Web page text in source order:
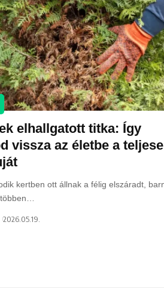
elhallgatott titka: Így
vissza az életbe a
kertben ott állnak a félig elszáradt,
2026.05.19.